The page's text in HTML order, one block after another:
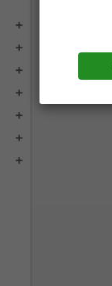
add
add
add
add
add
add
add